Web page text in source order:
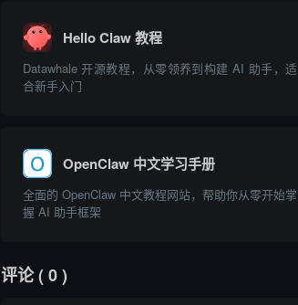
Hello Claw 教程
Datawhale 开源教程，从零领养到构建 AI 助手，适
合新手入门
OpenClaw 中文学习手册
全面的 OpenClaw 中文教程网站，帮助你从零开始掌
握 AI 助手框架
评论( 0 )